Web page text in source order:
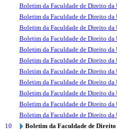
Boletim da Faculdade de Direito da
Boletim da Faculdade de Direito da
Boletim da Faculdade de Direito da
Boletim da Faculdade de Direito da
Boletim da Faculdade de Direito da
Boletim da Faculdade de Direito da
Boletim da Faculdade de Direito da
Boletim da Faculdade de Direito da
Boletim da Faculdade de Direito da
Boletim da Faculdade de Direito da
Boletim da Faculdade de Direito da
10
Boletim da Faculdade de